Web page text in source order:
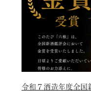
令和７酒造年度全国